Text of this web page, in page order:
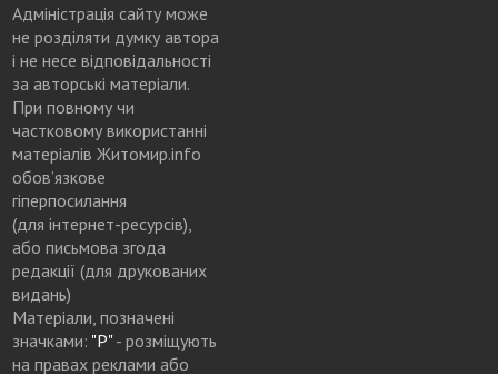
Адміністрація сайту може
не розділяти думку автора
і не несе відповідальності
за авторські матеріали.
При повному чи
частковому використанні
матеріалів Житомир.info
обов’язкове
гіперпосилання
(для інтернет-ресурсів),
або письмова згода
редакції (для друкованих
видань)
Матеріали, позначені
значками: "Р"- розміщують
на правах реклами або